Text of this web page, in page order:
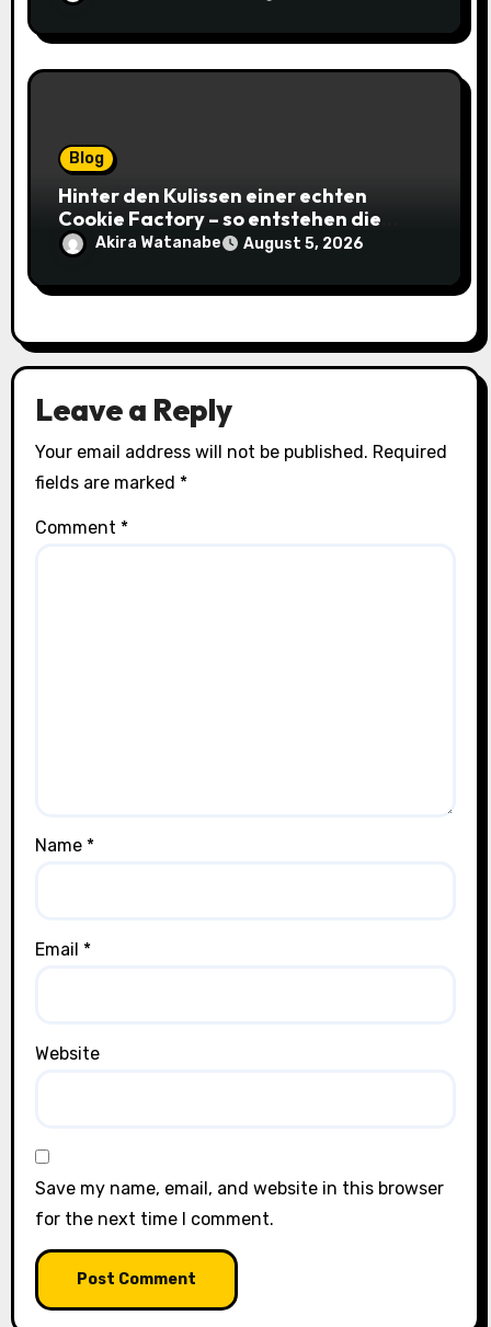
Blog
Hinter den Kulissen einer echten
Cookie Factory – so entstehen die
saftigsten Keks-Innovationen
Akira Watanabe August 5, 2026
Leave a Reply
Your email address will not be published. Required
fields are marked *
Comment *
Name *
Email *
Website
Save my name, email, and website in this browser
for the next time I comment.